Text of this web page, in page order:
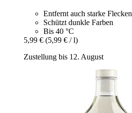
Entfernt auch starke Flecken
Schützt dunkle Farben
Bis 40 °C
5,99 € (5,99 € / l)
Zustellung bis 12. August